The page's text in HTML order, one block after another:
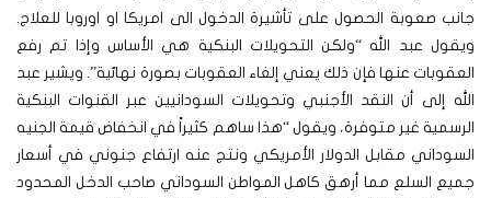
جانب صعوبة الحصول على تأشيرة الدخول الى امريكا او اوروبا للعلاج.
ويقول عبد الله “ولكن التحويلات البنكية هي الأساس وإذا تم رفع
العقوبات عنها فإن ذلك يعني إلغاء العقوبات بصورة نهائية”. ويشير عبد
الله إلى أن النقد الأجنبي وتحويلات السودانيين عبر القنوات البنكية
الرسمية غير متوفرة، ويقول “هذا ساهم كثيراً في انخفاض قيمة الجنيه
السوداني مقابل الدولار الأمريكي ونتج عنه ارتفاع جنوني في أسعار
جميع السلع مما أرهق كاهل المواطن السوداني صاحب الدخل المحدود